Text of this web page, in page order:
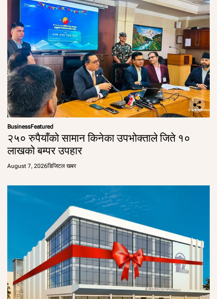
BusinessFeatured
२५० रुपैयाँको सामान किनेका उपभोक्ताले जिते १०
लाखको बम्पर उपहार
August 7, 2026डिजिटल खबर